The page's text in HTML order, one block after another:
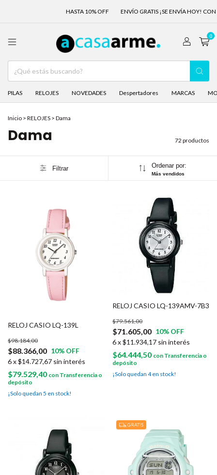
HASTA 10% OFF ENVÍO GRATIS ¡SE ENVÍA HOY! CON COMPRAS
0
PILAS RELOJES NOVEDADES Despertadores MARCAS
Inicio > RELOJES > Dama
Dama 72 productos
Filtrar Ordenar por:
Más vendidos
RELOJ CASIO LQ-139L
$88.366,00
$98.184,00
10% OFF
6x$14.727,67 sin interés
$79.529,40 con Transferencia o
depósito
¡Solo quedan 5 en stock!
RELOJ CASIO LQ-139AMV-7B3
$71.605,00
$79.561,00
10% OFF
6x$11.934,17 sin interés
$64.444,50 con Transferencia o
depósito
¡Solo quedan 4en stock!
GRATIS